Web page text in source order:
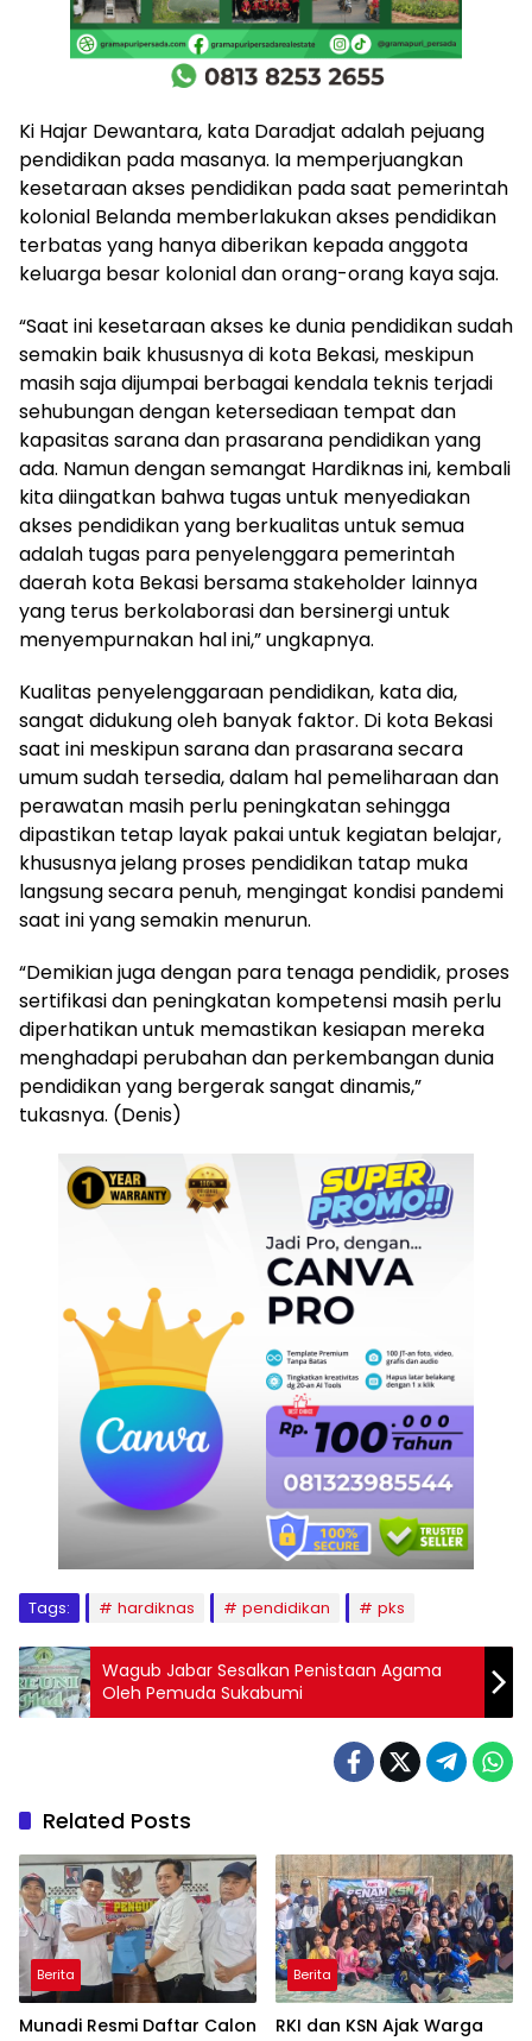
Ki Hajar Dewantara, kata Daradjat adalah pejuang
pendidikan pada masanya. Ia memperjuangkan
kesetaraan akses pendidikan pada saat pemerintah
kolonial Belanda memberlakukan akses pendidikan
terbatas yang hanya diberikan kepada anggota
keluarga besar kolonial dan orang-orang kaya saja.
“Saat ini kesetaraan akses ke dunia pendidikan sudah
semakin baik khususnya di kota Bekasi, meskipun
masih saja dijumpai berbagai kendala teknis terjadi
sehubungan dengan ketersediaan tempat dan
kapasitas sarana dan prasarana pendidikan yang
ada. Namun dengan semangat Hardiknas ini, kembali
kita diingatkan bahwa tugas untuk menyediakan
akses pendidikan yang berkualitas untuk semua
adalah tugas para penyelenggara pemerintah
daerah kota Bekasi bersama stakeholder lainnya
yang terus berkolaborasi dan bersinergi untuk
menyempurnakan hal ini,” ungkapnya.
Kualitas penyelenggaraan pendidikan, kata dia,
sangat didukung oleh banyak faktor. Di kota Bekasi
saat ini meskipun sarana dan prasarana secara
umum sudah tersedia, dalam hal pemeliharaan dan
perawatan masih perlu peningkatan sehingga
dipastikan tetap layak pakai untuk kegiatan belajar,
khususnya jelang proses pendidikan tatap muka
langsung secara penuh, mengingat kondisi pandemi
saat ini yang semakin menurun.
“Demikian juga dengan para tenaga pendidik, proses
sertifikasi dan peningkatan kompetensi masih perlu
diperhatikan untuk memastikan kesiapan mereka
menghadapi perubahan dan perkembangan dunia
pendidikan yang bergerak sangat dinamis,”
tukasnya. (Denis)
Tags: hardiknas pendidikan pks
Wagub Jabar Sesalkan Penistaan Agama
Oleh Pemuda Sukabumi
Related Posts
Berita
Munadi Resmi Daftar Calon
Berita
RKI dan KSN Ajak Warga